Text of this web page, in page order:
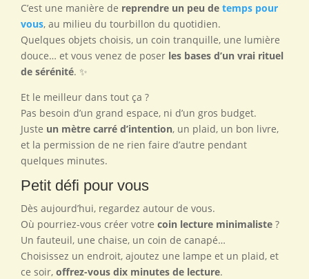
C’est une manière de reprendre un peu de temps pour
vous, au milieu du tourbillon du quotidien.
Quelques objets choisis, un coin tranquille, une lumière
douce… et vous venez de poser les bases d’un vrai rituel
de sérénité. ✨
Et le meilleur dans tout ça ?
Pas besoin d’un grand espace, ni d’un gros budget.
Juste un mètre carré d’intention, un plaid, un bon livre,
et la permission de ne rien faire d’autre pendant
quelques minutes.
Petit défi pour vous
Dès aujourd’hui, regardez autour de vous.
Où pourriez-vous créer votre coin lecture minimaliste ?
Un fauteuil, une chaise, un coin de canapé…
Choisissez un endroit, ajoutez une lampe et un plaid, et
ce soir, offrez-vous dix minutes de lecture.